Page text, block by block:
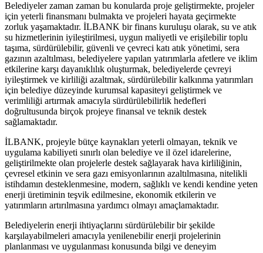
Belediyeler zaman zaman bu konularda proje geliştirmekte, projeler
için yeterli finansmanı bulmakta ve projeleri hayata geçirmekte
zorluk yaşamaktadır. İLBANK bir finans kuruluşu olarak, su ve atık
su hizmetlerinin iyileştirilmesi, uygun maliyetli ve erişilebilir toplu
taşıma, sürdürülebilir, güvenli ve çevreci katı atık yönetimi, sera
gazının azaltılması, belediyelere yapılan yatırımlarla afetlere ve iklim
etkilerine karşı dayanıklılık oluşturmak, belediyelerde çevreyi
iyileştirmek ve kirliliği azaltmak, sürdürülebilir kalkınma yatırımları
için belediye düzeyinde kurumsal kapasiteyi geliştirmek ve
verimliliği artırmak amacıyla sürdürülebilirlik hedefleri
doğrultusunda birçok projeye finansal ve teknik destek
sağlamaktadır.
İLBANK, projeyle bütçe kaynakları yeterli olmayan, teknik ve
uygulama kabiliyeti sınırlı olan belediye ve il özel idarelerine,
geliştirilmekte olan projelerle destek sağlayarak hava kirliliğinin,
çevresel etkinin ve sera gazı emisyonlarının azaltılmasına, nitelikli
istihdamın desteklenmesine, modern, sağlıklı ve kendi kendine yeten
enerji üretiminin teşvik edilmesine, ekonomik etkilerin ve
yatırımların artırılmasına yardımcı olmayı amaçlamaktadır.
Belediyelerin enerji ihtiyaçlarını sürdürülebilir bir şekilde
karşılayabilmeleri amacıyla yenilenebilir enerji projelerinin
planlanması ve uygulanması konusunda bilgi ve deneyim